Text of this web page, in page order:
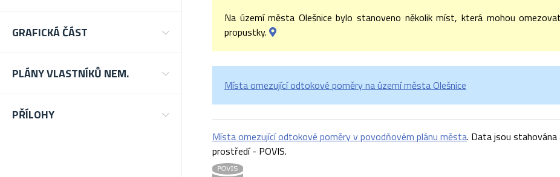
GRAFICKÁ ČÁST
PLÁNY VLASTNÍKŮ NEM.
PŘÍLOHY
Na území města Olešnice bylo stanoveno několik míst, která mohou
propustky.
Místa omezující odtokové poměry na území města Olešnice
Místa omezující odtokové poměry v povodňovém plánu města. Data jsou
prostředí - POVIS.